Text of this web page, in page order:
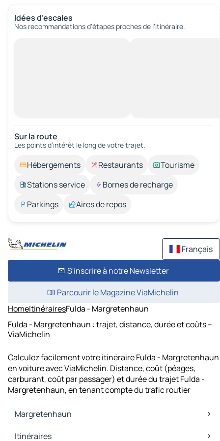
Idées d’escales
Nos recommandations d'étapes proches de l’itinéraire.
Sur la route
Les points d’intérêt le long de votre trajet.
Hébergements Restaurants
Tourisme
Stations service
Bornes de recharge
Parkings
Aires de repos
Français
S'inscrire à notre Newsletter
Parcourir le Magazine ViaMichelin
HomeItinérairesFulda - Margretenhaun
Fulda - Margretenhaun : trajet, distance, durée et coûts –
ViaMichelin
Calculez facilement votre itinéraire Fulda - Margretenhaun
en voiture avec ViaMichelin. Distance, coût (péages,
carburant, coût par passager) et durée du trajet Fulda -
Margretenhaun, en tenant compte du trafic routier
Margretenhaun
Margretenhaun Cartes et plans
Itinéraires